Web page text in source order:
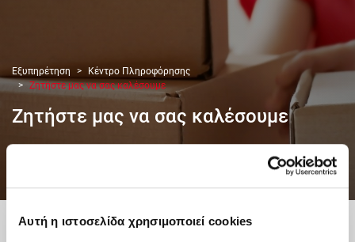
Αυτή η ιστοσελίδα χρησιμοποιεί cookies
Εξυπηρέτηση
Κέντρο Πληροφόρησης
Ζητήστε μας να σας καλέσουμε
Ζητήστε μας να σας καλέσουμε